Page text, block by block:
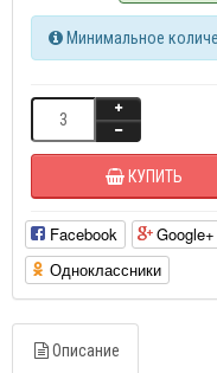
Минимальное
КУПИТЬ
Facebook Google+
Одноклассники
Описание